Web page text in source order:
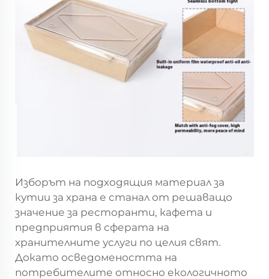
Изборът на подходящия материал за
кутии за храна е станал от решаващо
значение за ресторанти, кафета и
предприятия в сферата на
хранителните услуги по целия свят.
Докато осведомеността на
потребителите относно екологичното